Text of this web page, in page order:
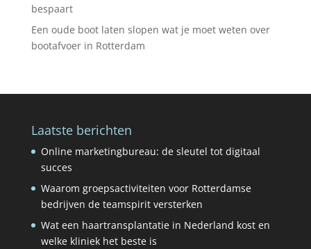
bespaart
Een oude boot laten slopen wat je moet weten over
bootafvoer in Rotterdam
Laatste berichten
Online marketingbureau: de sleutel tot digitaal
succes
Waarom groepsactiviteiten voor Rotterdamse
bedrijven de teamspirit versterken
Wat een haartransplantatie in Nederland kost en
welke kliniek het beste is